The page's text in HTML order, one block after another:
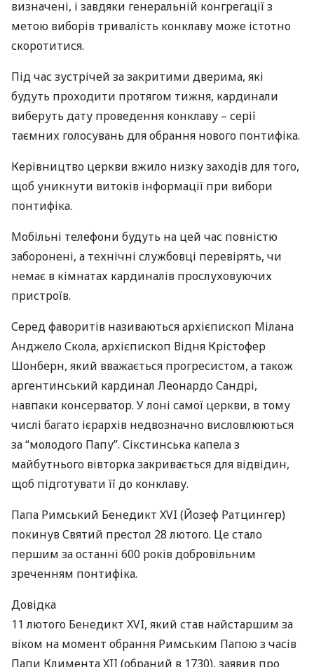
визначені, і завдяки генеральній конгрегації з
метою виборів тривалість конклаву може істотно
скоротитися.
Під час зустрічей за закритими дверима, які
будуть проходити протягом тижня, кардинали
виберуть дату проведення конклаву – серії
таємних голосувань для обрання нового понтифіка.
Керівництво церкви вжило низку заходів для того,
щоб уникнути витоків інформації при вибори
понтифіка.
Мобільні телефони будуть на цей час повністю
заборонені, а технічні службовці перевірять, чи
немає в кімнатах кардиналів прослуховуючих
пристроїв.
Серед фаворитів називаються архієпископ Мілана
Анджело Скола, архієпископ Відня Крістофер
Шонберн, який вважається прогресистом, а також
аргентинський кардинал Леонардо Сандрі,
навпаки консерватор. У лоні самої церкви, в тому
числі багато ієрархів недвозначно висловлюються
за “молодого Папу”. Сікстинська капела з
майбутнього вівторка закривається для відвідин,
щоб підготувати її до конклаву.
Папа Римський Бенедикт XVI (Йозеф Ратцингер)
покинув Святий престол 28 лютого. Це стало
першим за останні 600 років добровільним
зреченням понтифіка.
Довідка
11 лютого Бенедикт XVI, який став найстаршим за
віком на момент обрання Римським Папою з часів
Папи КлиментаXII (обраний в 1730), заявив про